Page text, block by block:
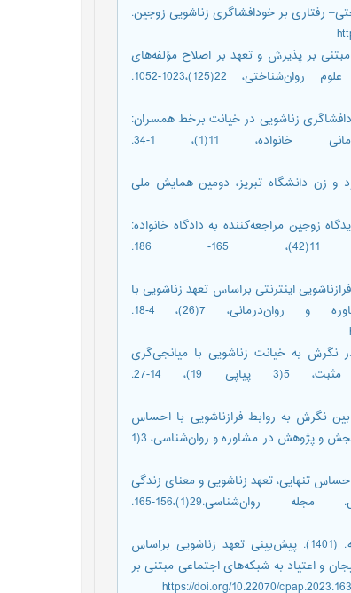
بر مداخلات شناختی– رفتاری بر خودافشاگری زناشویی زوجین.
(1402). بررسی اثربخشی آموزش مبتنی بر پذیرش و تعهد بر اصلاح مؤلفه‌های
شناختی، رفتاری و احساسی نگرش به رفتار فرازناشویی. مجله علوم ‌روان‌شناختی، 22(125)،1023-1052.
معنوی، گذشت و خودافشاگری زناشویی در خیانت برخط همسران:
یک پژوهش زمینه‌یابی. مشاوره و روان درمانی خانواده، 11(1)، 1-34.
مرد و زن دانشگاه تبریز، دومین همایش ملی
علل خیانت زناشویی از دیدگاه زوجین مراجعه‌کننده به دادگاه خانواده:
یک مطالعه کیفی. خانواده پژوهی، 11(42)، 165- 186.
علیرضا (1397). پیش‌بینی روابط فرازناشویی اینترنتی براساس تعهد زناشویی با
میانجی‌گری ارتباط جنسی و عاطفی. فصلنامه آموزش، مشاوره و روان‌درمانی، 7(26)، 4-18.
(1398). نقش نگرش مدهبی در نگرش به خیانت زناشویی با میانجی‌گری
بهزیستی ذهنی در زنان متأهل. پژوهش‌نامه ‌روان‌شناسی مثبت، 5(3 پیاپی 19)، 14-27.
خانجانی، محمدسعید. واحدی، محسن. (1400). رابطه بین نگرش به روابط فرازناشویی با احساس
کهتری، منبع کنترل و عمل به باورهای مذهبی در همسران مردان دارای اعتیاد. سنجش و پژوهش در مشاوره و ‌روان‌شناسی، 3(1
صیادب، عای. (1404). تحلیل مسیرهای احساس تنهایی، تعهد زناشویی و معنای زندگی
با نگرش به روابط فرازناشویی در افراد متأهل. مجله ‌روان‌شناسی.29(1)،156-165.
دهقانی‌بنادکی، روح‌الله. روشن چلسی، رسول. عباسی، روح‌الله. فراهانی، حجت‌الله. (1401). پیش‌بینی تعهد زناشویی براساس
و اعتیاد به شبکه‌های اجتماعی مبتنی بر